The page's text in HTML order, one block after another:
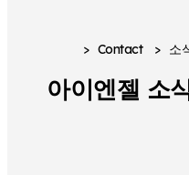
> Contact > 소
아이엔젤 소